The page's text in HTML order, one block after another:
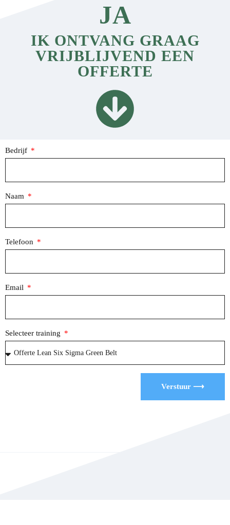
JA
IK ONTVANG GRAAG
VRIJBLIJVEND EEN
OFFERTE
Bedrijf
Naam
Telefoon
Email
Selecteer training
Verstuur ⟶